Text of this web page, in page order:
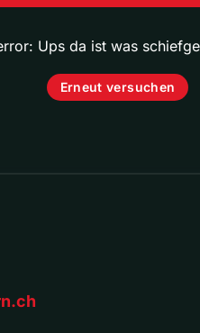
Ups da ist was
Erneut versuchen